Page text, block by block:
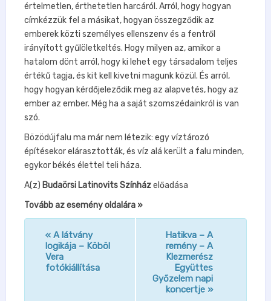
értelmetlen, érthetetlen harcáról. Arról, hogy hogyan
címkézzük fel a másikat, hogyan összegződik az
emberek közti személyes ellenszenv és a fentről
irányított gyűlöletkeltés. Hogy milyen az, amikor a
hatalom dönt arról, hogy ki lehet egy társadalom teljes
értékű tagja, és kit kell kivetni magunk közül. És arról,
hogy hogyan kérdőjeleződik meg az alapvetés, hogy az
ember az ember. Még ha a saját szomszédainkról is van
szó.
Bözödújfalu ma már nem létezik: egy víztározó
építésekor elárasztották, és víz alá került a falu minden,
egykor békés élettel teli háza.
A(z) Budaörsi Latinovits Színházelőadása
Tovább az esemény oldalára »
« A látvány
logikája – Köböl
Vera
fotókiállítása
Hatikva – A
remény – A
Klezmerész
Együttes
Győzelem napi
koncertje »